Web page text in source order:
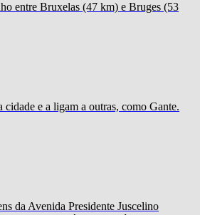
entre Bruxelas (47 km) e Bruges (53
cidade e a ligam a outras, como Gante.
da Avenida Presidente Juscelino